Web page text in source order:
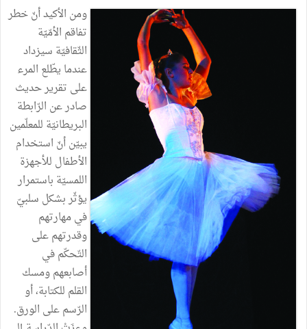
ومن الأكيدأنّخطر
تفاقم الأمّيّة
الثّقافيّة سيزداد
عندما يطّلع المرء
على تقريرحديث
صادرعن الرّابطة
البريطانيّة للمعلّمين
يبيّنأنّ استخدام
الأطفال للأجهزة
اللمسيّة باستمرار
يؤثّربشكل سلبيّ
فيمهارتهم
وقدرتهمعلى
التّحكّمفي
أصابعهمومسك
القلم للكتابة،أو
الرّسمعلى الورق.